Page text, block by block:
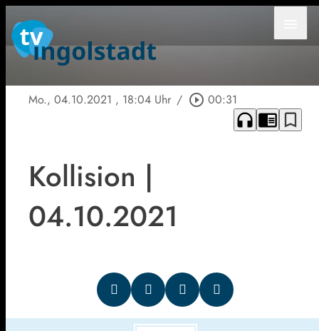
Mo., 04.10.2021 , 18:04 Uhr / play_circle_outline 00:31
headphones chrome_reader_mode bookmark_border
Kollision |
04.10.2021